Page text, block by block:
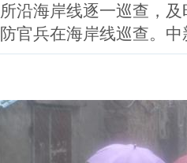
沿海岸线逐一巡查，
官兵在海岸线巡查。